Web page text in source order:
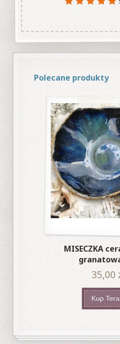
Polecane produkty
MISECZKA
35,00
Kup